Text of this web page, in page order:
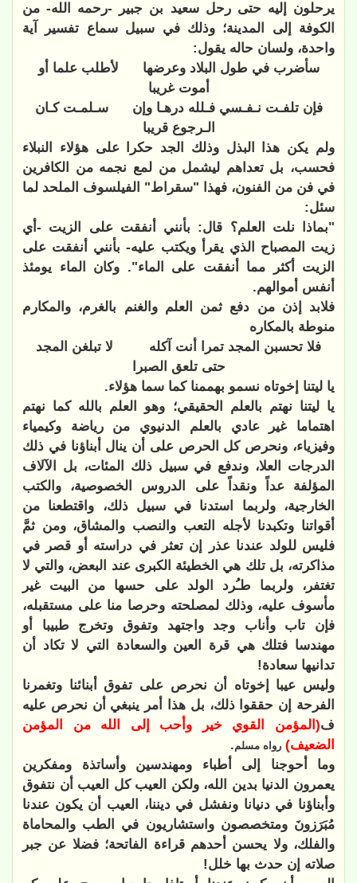
يرحلون إليه حتى رحل سعيد بن جبير -رحمه الله- من
الكوفة إلى المدينة؛ وذلك في سبيل سماع تفسير آية
واحدة، ولسان حاله يقول:
سأضرب في طول البلاد وعرضها
لأطلب علما أو
أموت غريبا
فإن تلفـت نـفـسي فـلله درهـا وإن
سـلمـت كـان
الـرجوع قريبا
ولم يكن هذا البذل وذلك الجد حكرا على هؤلاء النبلاء
فحسب، بل تعداهم ليشمل من لمع نجمه من الكافرين
في فن من الفنون، فهذا "سقراط" الفيلسوف الملحد لما
سئل:
"بماذا نلت العلم؟ قال: بأنني أنفقت على الزيت -أي
زيت المصباح الذي يقرأ ويكتب عليه- بأنني أنفقت على
الزيت أكثر مما أنفقت على الماء". وكان الماء يومئذ
أنفس أموالهم.
فلابد إذن من دفع ثمن العلم والغنم بالغرم، والمكارم
منوطة بالمكاره
فلا تحسبن المجد تمرا أنت آكله
لا تبلغن المجد
حتى تلعق الصبرا
يا ليتنا إخوتاه نسمو بهممنا كما سما هؤلاء.
يا ليتنا نهتم بالعلم الحقيقي؛ وهو العلم بالله كما نهتم
اهتماما غير عادي بالعلم الدنيوي من رياضة وكيمياء
وفيزياء، ونحرص كل الحرص على أن ينال أبناؤنا في ذلك
الدرجات العلا، وندفع في سبيل ذلك المئات، بل الآلاف
المؤلفة عداً ونقداً على الدروس الخصوصية، والكتب
الخارجية، ولربما استدنا في سبيل ذلك، واقتطعنا من
أقواتنا وتكبدنا لأجله التعب والنصب والمشاق، ومن ثمَّ
فليس للولد عندنا عذر إن تعثر في دراسته أو قصر في
مذاكرته، بل تلك هي الخطيئة الكبرى عند البعض، والتي لا
تغتفر، ولربما طـُرد الولد على حسها من البيت غير
مأسوف عليه، وذلك لمصلحته وحرصا منا على مستقبله،
فإن تاب وأناب وجد واجتهد وتفوق وتخرج طبيبا أو
مهندسا فتلك هي قرة العين والسعادة التي لا تكاد أن
تدانيها سعادة!
وليس عيبا إخوتاه أن نحرص على تفوق أبنائنا وتغمرنا
الفرحة إن حققوا ذلك، بل هذا أمر ينبغي أن نحرص عليه
ف(المؤمن القوي خير وأحب إلى الله من المؤمن
الضعيف) رواه مسلم.
وما أحوجنا إلى أطباء ومهندسين وأساتذة ومفكرين
يعمرون الدنيا بدين الله، ولكن العيب كل العيب أن نتفوق
وأبناؤنا في دنيانا ونفشل في ديننا، العيب أن يكون عندنا
مُبَرَزونَ ومتخصصون واستشاريون في الطب والمحاماة
والفلك، ولا يحسن أحدهم قراءة الفاتحة؛ فضلا عن جبر
صلاته إن حدث بها خلل!